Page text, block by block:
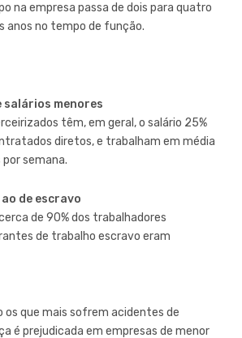
na empresa passa de dois para quatro
anos no tempo de função.
salários menores
têm, em geral, o salário 25%
diretos, e trabalham em média
semana.
de escravo
de 90% dos trabalhadores
de trabalho escravo eram
os que mais sofrem acidentes de
é prejudicada em empresas de menor